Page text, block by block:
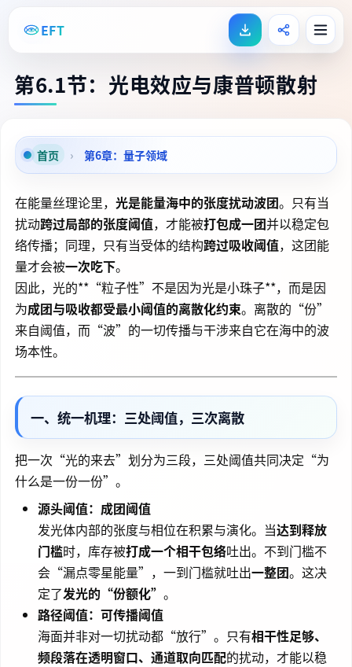
EFT
第6.1节：光电效应与康普顿散射
首页 › 第6章：量子领域
在能量丝理论里， 光是能量海中的张度扰动波团。只有当
扰动跨过局部的张度阈值，才能被打包成一团并以稳定包
络传播；同理，只有当受体的结构跨过吸收阈值，这团能
量才会被一次吃下。
因此，光的**“粒子性”不是因为光是小珠子**，而是因
为成团与吸收都受最小阈值的离散化约束。离散的“份”
来自阈值，而“波”的一切传播与干涉来自它在海中的波
场本性。
一、统一机理：三处阈值，三次离散
把一次“光的来去”划分为三段，三处阈值共同决定“为
什么是一份一份”。
源头阈值：成团阈值
发光体内部的张度与相位在积累与演化。当达到释放
门槛时，库存被打成一个相干包络吐出。不到门槛不
会“漏点零星能量”，一到门槛就吐出一整团。这决
定了发光的“份额化”。
路径阈值：可传播阈值
海面并非对一切扰动都“放行”。只有相干性足够、
频段落在透明窗口、通道取向匹配的扰动，才能以稳